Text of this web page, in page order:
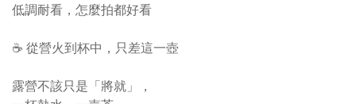
低調耐看，怎麼拍都好看
☕ 從營火到杯中，只差這一壺
露營不該只是「將就」，